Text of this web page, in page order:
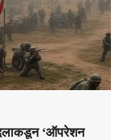
‘ऑपरेशन